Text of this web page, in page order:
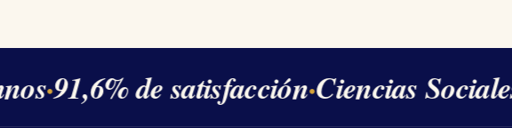
·91,6% de satisfacción·Ciencias